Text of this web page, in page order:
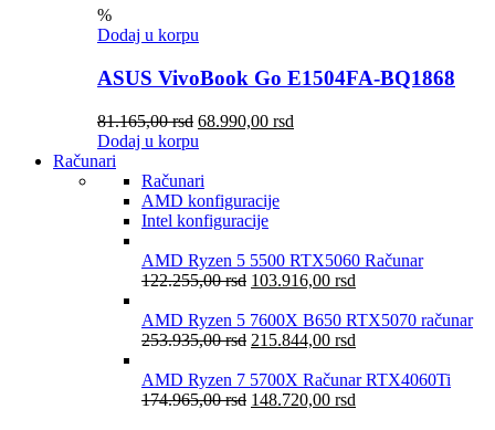
%
Dodaj u korpu
ASUS VivoBook Go E1504FA-BQ1868
81.165,00rsd 68.990,00 rsd
Dodaj u korpu
Računari
Računari
AMD konfiguracije
Intel konfiguracije
AMD Ryzen 5 5500 RTX5060 Računar
122.255,00rsd 103.916,00 rsd
AMD Ryzen 5 7600X B650 RTX5070 računar
253.935,00rsd 215.844,00 rsd
AMD Ryzen 7 5700X Računar RTX4060Ti
174.965,00rsd 148.720,00 rsd